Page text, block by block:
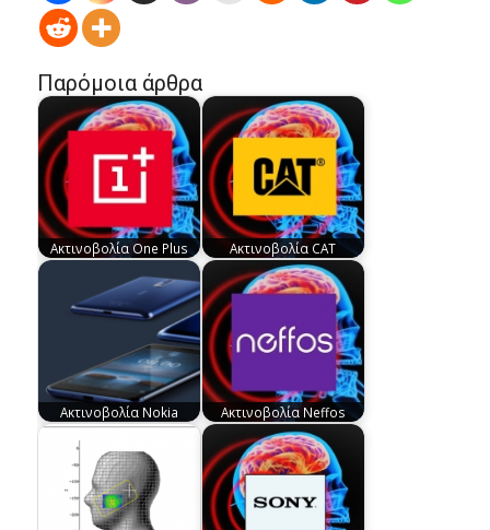
Παρόμοια άρθρα
Ακτινοβολία One Plus Ακτινοβολία CAT
Ακτινοβολία Nokia Ακτινοβολία Neffos